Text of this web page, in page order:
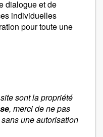
dialogue et de
individuelles
pour toute une
sont la propriété
, merci de ne pas
une autorisation